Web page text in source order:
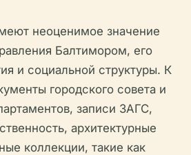
неоценимое значение
Балтимором, его
и социальной структуры. К
городского совета и
записи ЗАГС,
архитектурные
коллекции, такие как